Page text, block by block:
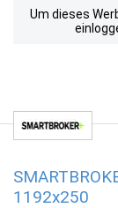
Um dieses
1192x250